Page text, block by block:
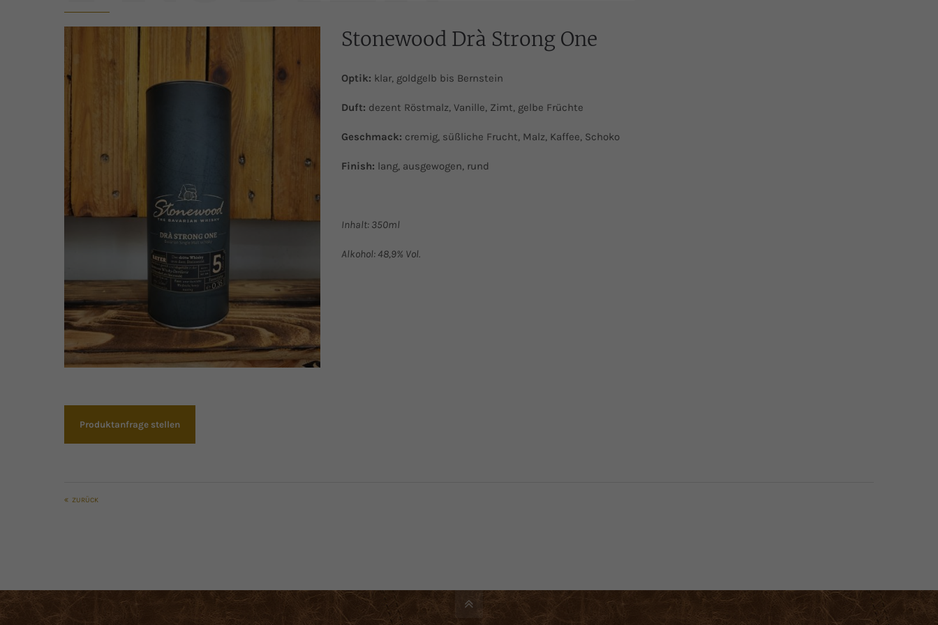
Stonewood Drà Strong One
Optik: klar, goldgelb bis Bernstein
Duft: dezent Röstmalz, Vanille, Zimt, gelbe Früchte
Geschmack: cremig, süßliche Frucht, Malz, Kaffee, Schoko
Finish: lang, ausgewogen, rund
Inhalt: 350ml
Alkohol: 48,9% Vol.
Produktanfrage stellen
ZURÜCK